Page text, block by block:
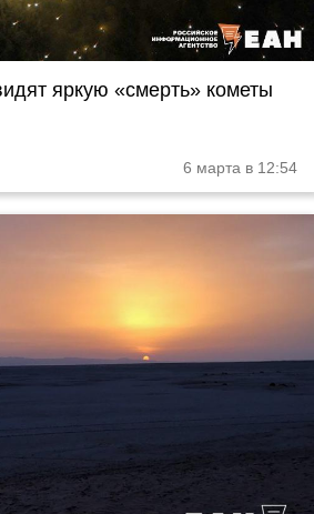
яркую «смерть» кометы
6 марта в 12:54